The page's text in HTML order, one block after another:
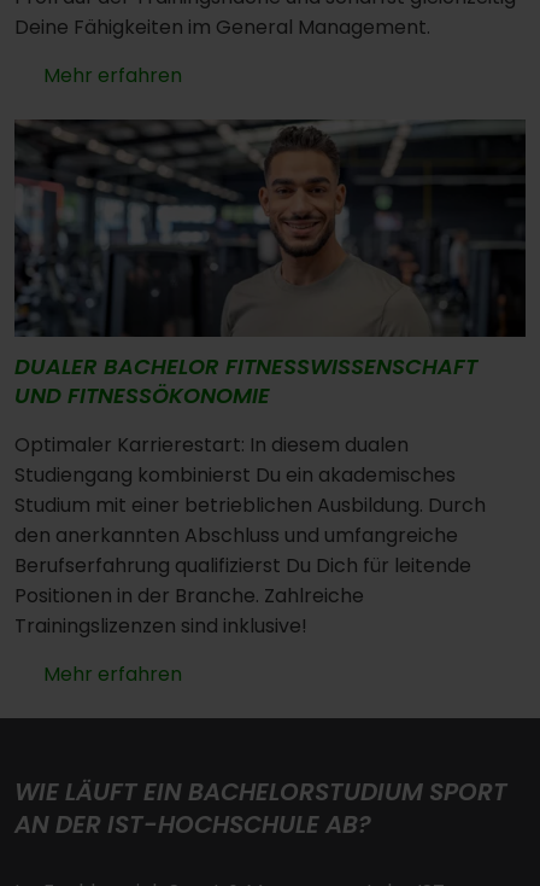
Deine Fähigkeiten im General Management.
Mehr erfahren
DUALER BACHELOR FITNESSWISSENSCHAFT
UND FITNESSÖKONOMIE
Optimaler Karrierestart: In diesem dualen
Studiengang kombinierst Du ein akademisches
Studium mit einer betrieblichen Ausbildung. Durch
den anerkannten Abschluss und umfangreiche
Berufserfahrung qualifizierst Du Dich für leitende
Positionen in der Branche. Zahlreiche
Trainingslizenzen sind inklusive!
Mehr erfahren
WIE LÄUFT EIN BACHELORSTUDIUM SPORT
AN DER IST-HOCHSCHULE AB?